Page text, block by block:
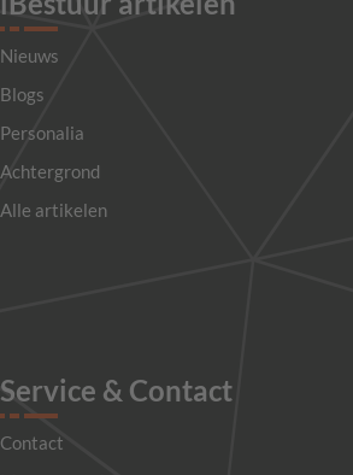
Nieuws
Blogs
Personalia
Achtergrond
Alle artikelen
Service & Contact
Contact